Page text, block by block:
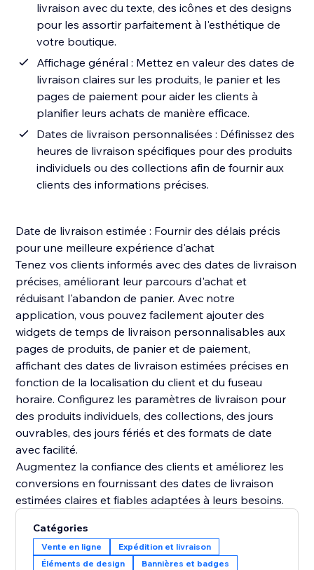
livraison avec du texte, des icônes et des designs
pour les assortir parfaitement à l'esthétique de
votre boutique.
Affichage général : Mettez en valeur des dates de
livraison claires sur les produits, le panier et les
pages de paiement pour aider les clients à
planifier leurs achats de manière efficace.
Dates de livraison personnalisées : Définissez des
heures de livraison spécifiques pour des produits
individuels ou des collections afin de fournir aux
clients des informations précises.
Date de livraison estimée : Fournir des délais précis
pour une meilleure expérience d'achat
Tenez vos clients informés avec des dates de livraison
précises, améliorant leur parcours d'achat et
réduisant l'abandon de panier. Avec notre
application, vous pouvez facilement ajouter des
widgets de temps de livraison personnalisables aux
pages de produits, de panier et de paiement,
affichant des dates de livraison estimées précises en
fonction de la localisation du client et du fuseau
horaire. Configurez les paramètres de livraison pour
des produits individuels, des collections, des jours
ouvrables, des jours fériés et des formats de date
avec facilité.
Augmentez la confiance des clients et améliorez les
conversions en fournissant des dates de livraison
estimées claires et fiables adaptées à leurs besoins.
Catégories
Vente en ligne
Expédition et livraison
Éléments de design
Bannières et badges